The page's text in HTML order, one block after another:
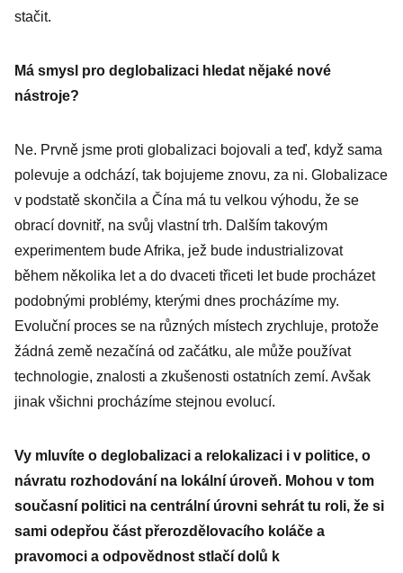
stačit.
Má smysl pro deglobalizaci hledat nějaké nové
nástroje?
Ne. Prvně jsme proti globalizaci bojovali a teď, když sama
polevuje a odchází, tak bojujeme znovu, za ni. Globalizace
v podstatě skončila a Čína má tu velkou výhodu, že se
obrací dovnitř, na svůj vlastní trh. Dalším takovým
experimentem bude Afrika, jež bude industrializovat
během několika let a do dvaceti třiceti let bude procházet
podobnými problémy, kterými dnes procházíme my.
Evoluční proces se na různých místech zrychluje, protože
žádná země nezačíná od začátku, ale může používat
technologie, znalosti a zkušenosti ostatních zemí. Avšak
jinak všichni procházíme stejnou evolucí.
Vy mluvíte o deglobalizaci a relokalizaci i v politice, o
návratu rozhodování na lokální úroveň. Mohou v tom
současní politici na centrální úrovni sehrát tu roli, že si
sami odepřou část přerozdělovacího koláče a
pravomoci a odpovědnost stlačí dolů k